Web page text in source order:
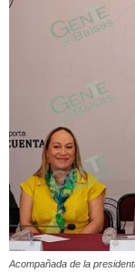
Acompañada de la